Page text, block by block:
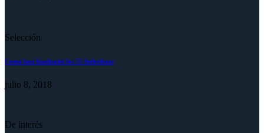
Selección
Como han finalizado los 55 futbolistas
julio 8, 2018
De interés